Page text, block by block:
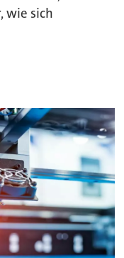
wie sich